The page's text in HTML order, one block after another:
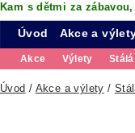
Kam s dětmi za
Úvod Akce a
Akce Výlety
Úvod / Akce a výlety /